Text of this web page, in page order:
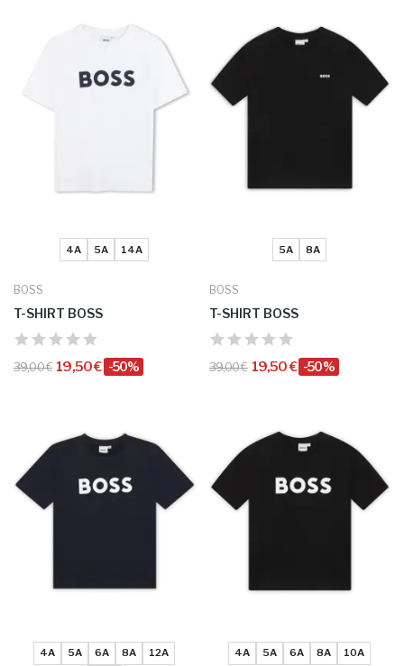
4A 5A 14A
BOSS
T-SHIRT BOSS
39,00 € 19,50 € -50%
5A 8A
BOSS
T-SHIRT BOSS
39,00 € 19,50 € -50%
4A 5A 6A 8A
12A
4A 5A 6A 8A 10A